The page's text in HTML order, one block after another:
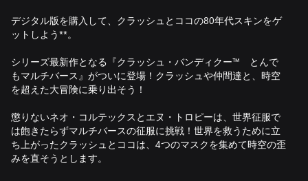
デジタル版を購入して、クラッシュとココの80年代スキンをゲ
ットしよう**。
シリーズ最新作となる『クラッシュ・バンディクー™ とんで
もマルチバース』がついに登場！クラッシュや仲間達と、時空
を超えた大冒険に乗り出そう！
懲りないネオ・コルテックスとエヌ・トロピーは、世界征服で
は飽きたらずマルチバースの征服に挑戦！世界を救うために立
ち上がったクラッシュとココは、4つのマスクを集めて時空の歪
みを直そうとします。